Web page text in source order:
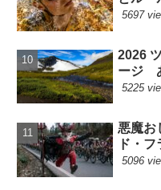
5697
2026
ージ
5225
悪魔お
ド・
5096